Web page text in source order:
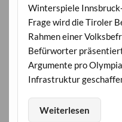
Winterspiele
Frage wird die Tiroler
Rahmen einer
Befürworter
Argumente pro
Infrastruktur
Weiterlesen